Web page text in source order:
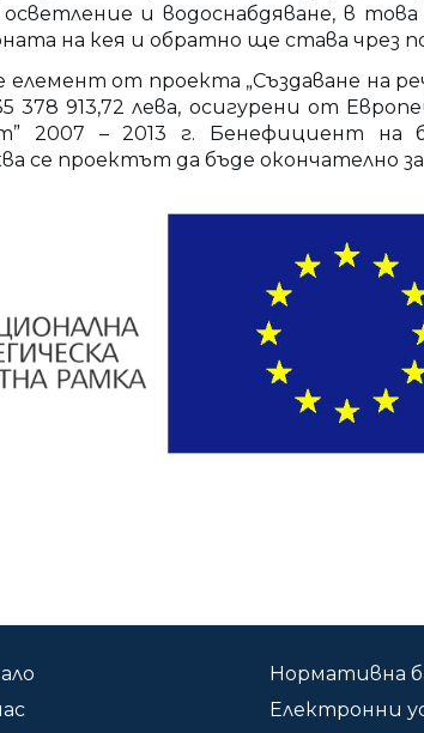
осветление и водоснабдяване, в
на кея и обратно ще става чрез
от проекта „Създаване на
913,72 лева, осигурени от
2007 – 2013 г. Бенефициент
се проектът да бъде окончателно
Нормативна
Електронни